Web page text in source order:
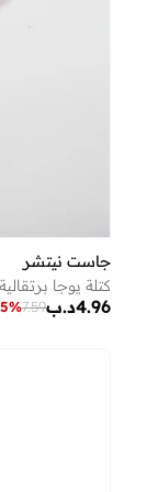
جاست نيتشر
كتلة يوجا برتقالية
د.ب4.96
7.59
%